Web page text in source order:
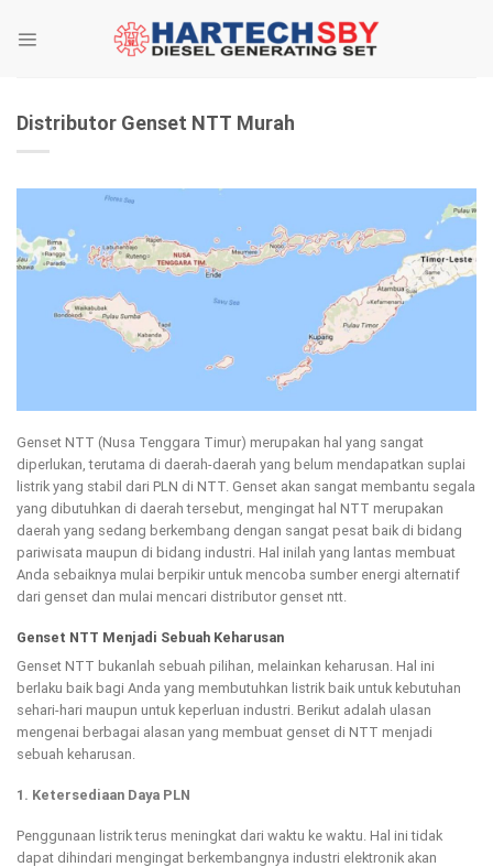
Distributor Genset NTT Murah
Genset NTT (Nusa Tenggara Timur) merupakan hal yang sangat
diperlukan, terutama di daerah-daerah yang belum mendapatkan suplai
listrik yang stabil dari PLN di NTT. Genset akan sangat membantu segala
yang dibutuhkan di daerah tersebut, mengingat hal NTT merupakan
daerah yang sedang berkembang dengan sangat pesat baik di bidang
pariwisata maupun di bidang industri. Hal inilah yang lantas membuat
Anda sebaiknya mulai berpikir untuk mencoba sumber energi alternatif
dari genset dan mulai mencari distributor genset ntt.
Genset NTT Menjadi Sebuah Keharusan
Genset NTT bukanlah sebuah pilihan, melainkan keharusan. Hal ini
berlaku baik bagi Anda yang membutuhkan listrik baik untuk kebutuhan
sehari-hari maupun untuk keperluan industri. Berikut adalah ulasan
mengenai berbagai alasan yang membuat genset di NTT menjadi
sebuah keharusan.
1. Ketersediaan Daya PLN
Penggunaan listrik terus meningkat dari waktu ke waktu. Hal ini tidak
dapat dihindari mengingat berkembangnya industri elektronik akan